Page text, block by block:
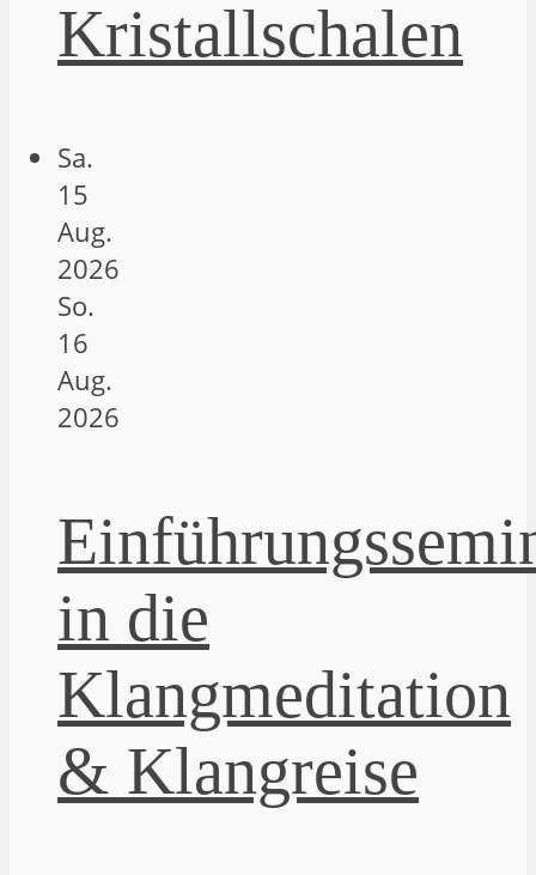
Kristallschalen
Sa.
15
Aug.
2026
So.
16
Aug.
2026
in die
Klangmeditation
& Klangreise